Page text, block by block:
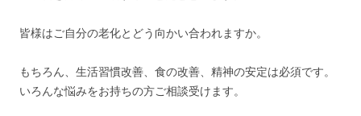
皆様はご自分の老化とどう向かい合われますか。
もちろん、生活習慣改善、食の改善、精神の安定は必須です。
いろんな悩みをお持ちの方ご相談受けます。